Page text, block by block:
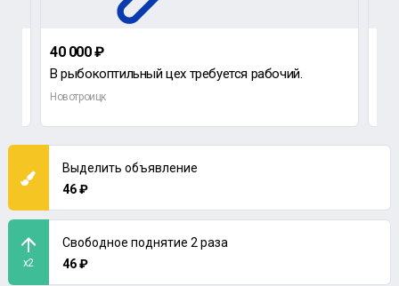
40 000 ₽
В рыбокоптильный цех требуется рабочий.
Новотроицк
Выделить объявление
46 ₽
x2
Свободное поднятие 2 раза
46 ₽